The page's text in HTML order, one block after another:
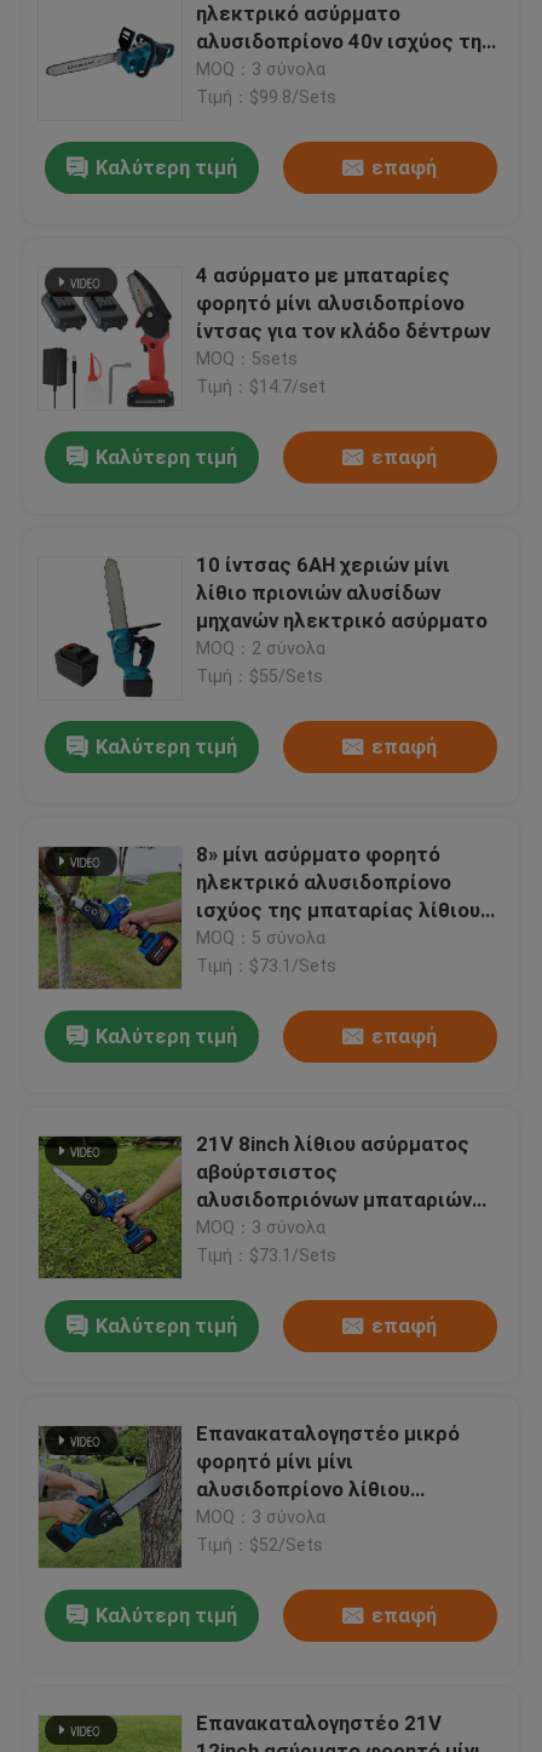
Σπίτι
Βίντεο
Σχετικά με εμάς
Εταιρική οθόνη
Επικοινωνήστε μαζί μας
Ζητήστε μια προσφορά
Αλυσιδοπρίονο βενζίνης
ηλεκτρικό αλυσιδοπρίονο
ηλεκτρικό ασύρματο
αλυσιδοπρίονο 40v ισχύος της
μπαταρίας για τον κήπο
MOQ：3 σύνολα
Τιμή：$99.8/Sets
Καλύτερη τιμή επαφή
4 ασύρματο με μπαταρίες
φορητό μίνι αλυσιδοπρίονο
ίντσας για τον κλάδο δέντρων
MOQ：5sets
Τιμή：$14.7/set
Καλύτερη τιμή επαφή
10 ίντσας 6AH χεριών μίνι
λίθιο πριονιών αλυσίδων
μηχανών ηλεκτρικό ασύρματο
MOQ：2 σύνολα
Τιμή：$55/Sets
Καλύτερη τιμή επαφή
8» μίνι ασύρματο φορητό
ηλεκτρικό αλυσιδοπρίονο
ισχύος της μπαταρίας λίθιου
πριονιών αλυσίδων
MOQ：5 σύνολα
Τιμή：$73.1/Sets
Καλύτερη τιμή επαφή
21V 8inch λίθιου ασύρματος
αβούρτσιστος
αλυσιδοπριόνων μπαταριών
φορητός μίνι για την ξύλινη
κοπή
MOQ：3 σύνολα
Τιμή：$73.1/Sets
Καλύτερη τιμή επαφή
Επανακαταλογηστέο μικρό
φορητό μίνι μίνι
αλυσιδοπρίονο λίθιου
αλυσιδοπριόνων 21V
MOQ：3 σύνολα
Τιμή：$52/Sets
Καλύτερη τιμή επαφή
Επανακαταλογηστέο 21V